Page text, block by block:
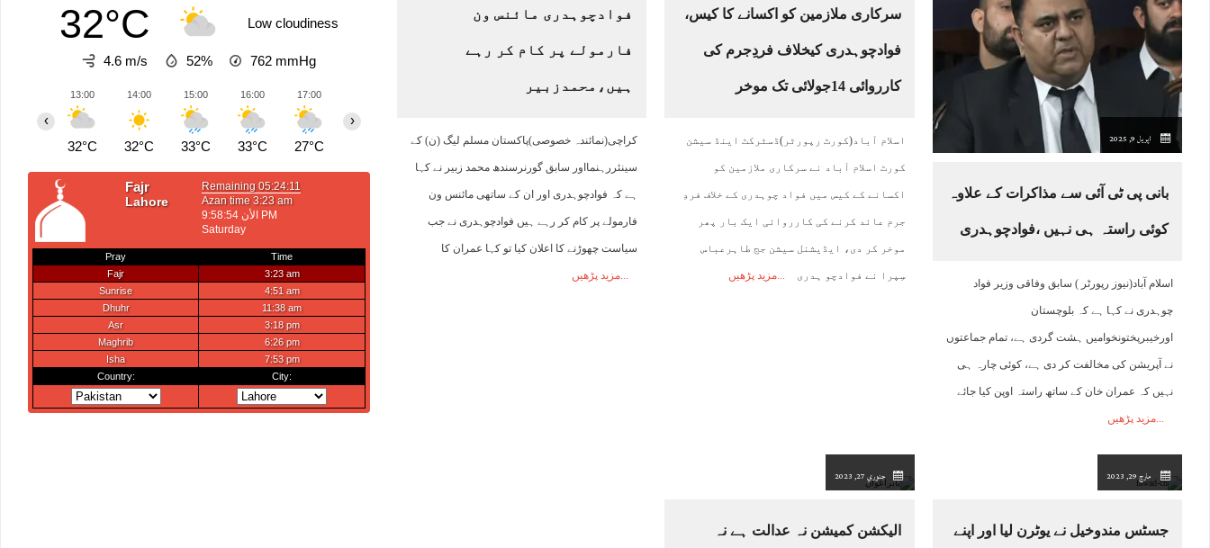
32°C Low cloudiness
4.6 m/s 52% 762 mmHg
13:00
32°C
14:00
32°C
15:00
33°C
16:00
33°C
17:00
27°C 26°C 26°C
21:00
25°C
22:00
25°C 25°C 25°C
01:00
24°C
02:00
24°C
03:00
24°C
06:00
23°C
07:00
24°C
08:00
25°C
‹
›
اپریل 9, 2025
بانی پی ٹی آئی سے مذاکرات کے علاوہ
کوئی راستہ ہی نہیں ،فوادچوہدری
اسلام آباد(نیوز رپورٹر ) سابق وفاقی وزیر فواد
چوہدری نے کہا ہے کہ بلوچستان
اورخیبرپختونخوامیں ہشت گردی ہے، تمام جماعتوں
نے آپریشن کی مخالفت کر دی ہے، کوئی چارہ ہی
نہیں کہ عمران خان کے ساتھ راستہ اوپن کیا جائے
مزید پڑھیں
سرکاری ملازمین کو اکسانے کا کیس،
فوادچوہدری کیخلاف فردِجرم کی
کارروائی 14جولائی تک موخر
اسلام آباد(کورٹ رپورٹر)ڈسٹرکٹ اینڈ سیشن
کورٹ اسلام آباد نے سرکاری ملازمین کو
اکسانے کے کیس میں فواد چوہدری کے خلاف فردِ
جرم عائد کرنے کی کارروائی ایک بار پھر
موخر کر دی، ایڈیشنل سیشن جج طاہرعباس
سِپرا نے فوادچو ہدری مزید پڑھیں
فوادچوہدری مائنس ون
فارمولے پر کام کر رہے
ہیں،محمدزبیر
کراچی(نمائندہ خصوصی)پاکستان مسلم لیگ (ن) کے
سینئررہنمااور سابق گورنرسندھ محمد زبیر نے کہا
ہے کہ فوادچوہدری اور ان کے ساتھی مائنس ون
فارمولے پر کام کر رہے ہیں فوادچوہدری نے جب
سیاست چھوڑنے کا اعلان کیا تو کہا عمران کا
مزید پڑھیں
مارچ 29, 2023
جسٹس مندوخیل نے یوٹرن لیا اور اپنے
جنوري 27, 2023
الیکشن کمیشن نہ عدالت ہے نہ